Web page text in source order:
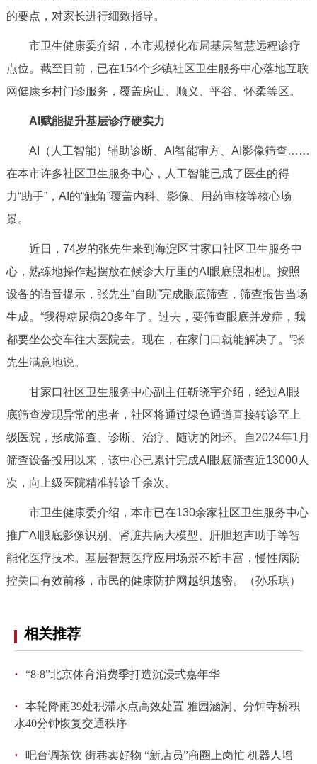
的要点，对家长进行细致指导。
市卫生健康委介绍，本市规模化布局基层智慧远程诊疗
点位。截至目前，已在154个乡镇社区卫生服务中心落地互联
网健康乡村门诊服务，覆盖房山、顺义、平谷、怀柔等区。
AI赋能提升基层诊疗硬实力
AI（人工智能）辅助诊断、AI智能审方、AI影像筛查……
在本市许多社区卫生服务中心，人工智能已成了医生的得
力“助手”，AI的“触角”覆盖内科、影像、用药审核等核心场
景。
近日，74岁的张先生来到海淀区甘家口社区卫生服务中
心，熟练地操作起摆放在候诊大厅里的AI眼底照相机。按照
设备的语音提示，张先生“自助”完成眼底筛查，筛查报告当场
生成。“我得糖尿病20多年了。过去，要筛查眼底并发症，我
都要坐公交车往大医院去。现在，在家门口就能解决了。”张
先生满意地说。
甘家口社区卫生服务中心副主任靳晓宇介绍，经过AI眼
底筛查发现异常的患者，社区将通过绿色通道直接转诊至上
级医院，形成筛查、诊断、治疗、随访的闭环。自2024年1月
筛查设备投用以来，该中心已累计完成AI眼底筛查近13000人
次，向上级医院精准转诊千余次。
市卫生健康委介绍，本市已在130余家社区卫生服务中心
推广AI眼底影像识别、肾脏共病大模型、肝胆超声助手等智
能化医疗技术。基层智慧医疗应用场景不断丰富，慢性病防
控关口有效前移，市民的健康防护网越织越密。（孙乐琪）
相关推荐
· “8·8”北京体育消费季打造沉浸式嘉年华
·
本轮降雨39处积滞水点高效处置 雅园涵洞、分钟寺桥积
水40分钟恢复交通秩序
·
吧台调茶饮 街巷卖好物 “新店员”商圈上岗忙 机器人增